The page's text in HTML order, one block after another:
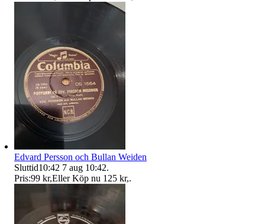
Edvard Persson och Bullan Weiden
Sluttid10:42 7 aug 10:42.
Pris:99 kr,Eller Köp nu 125 kr,.